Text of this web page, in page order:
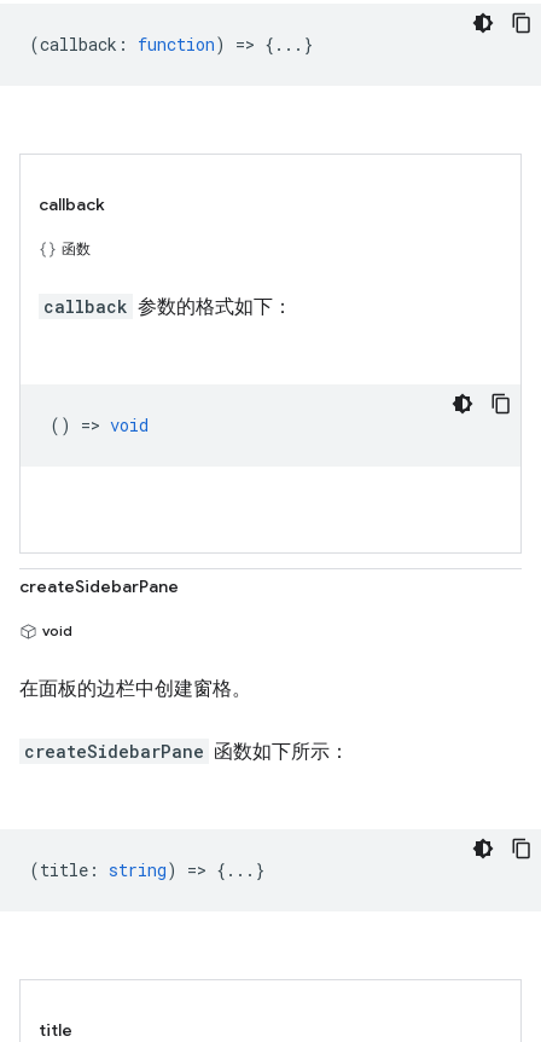
(callback : function) => {...}
callback
函数
callback 参数的格式如下：
() => void
createSidebarPane
void
在面板的边栏中创建窗格。
createSidebarPane 函数如下所示：
(title : string) => {...}
title